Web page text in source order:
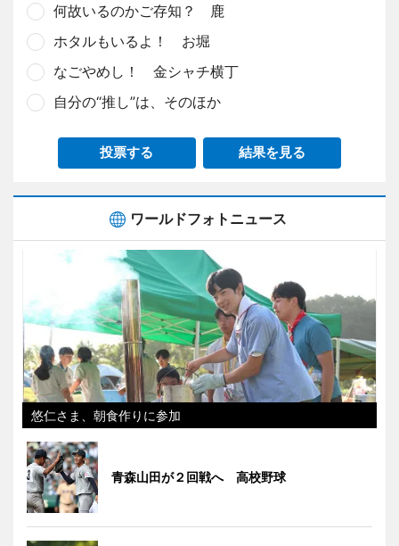
何故いるのかご存知？ 鹿
ホタルもいるよ！ お堀
なごやめし！ 金シャチ横丁
自分の“推し”は、そのほか
投票する 結果を見る
ワールドフォトニュース
悠仁さま、朝食作りに参加
青森山田が２回戦へ 高校野球